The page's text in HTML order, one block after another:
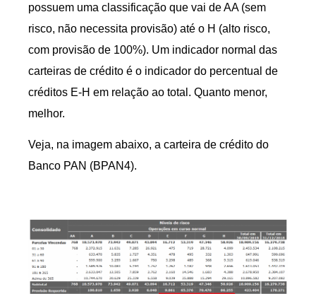
possuem uma classificação que vai de AA (sem
risco, não necessita provisão) até o H (alto risco,
com provisão de 100%). Um indicador normal das
carteiras de crédito é o indicador do percentual de
créditos E-H em relação ao total. Quanto menor,
melhor.
Veja, na imagem abaixo, a carteira de crédito do
Banco PAN (BPAN4).